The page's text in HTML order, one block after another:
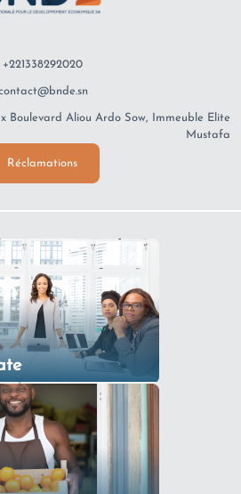
+221338292020
Boulevard Aliou Ardo Sow, Immeuble Elite
Mustafa
Réclamations